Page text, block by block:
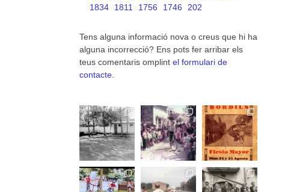
1834
1811 1756 1746 202
Tens alguna informació nova o creus que hi ha
alguna incorrecció? Ens pots fer arribar els
teus comentaris omplint el formulari de
contacte